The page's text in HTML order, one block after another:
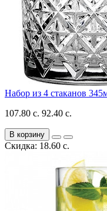
Набор из 4 стаканов
107.80 с. 92.40 с.
В корзину
Скидка: 18.60 с.